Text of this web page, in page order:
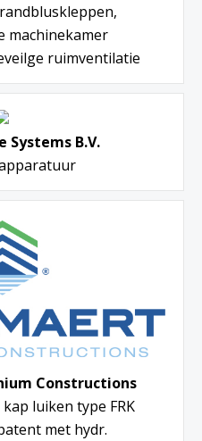
machinekamer
ruimventilatie
Systems B.V.
Constructions
luiken type FRK
met hydr.